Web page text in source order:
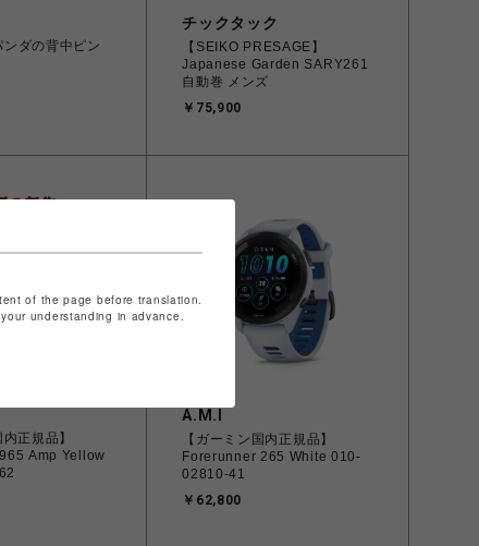
ダの背中ピン
チックタック
【SEIKO PRESAGE】
Japanese Garden SARY261
自動巻 メンズ
￥75,900
正規品】
Amp Yellow
A.M.I
【ガーミン国内正規品】
Forerunner 265 White 010-
02810-41
￥62,800
of the page before translation.
understanding in advance.